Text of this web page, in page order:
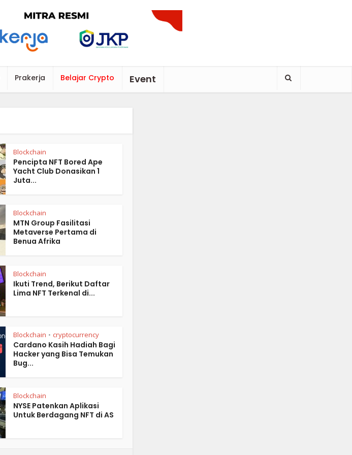
Prakerja Belajar Crypto Event
Blockchain
Pencipta NFT Bored Ape
Yacht Club Donasikan 1
Juta...
Blockchain
MTN Group Fasilitasi
Metaverse Pertama di
Benua Afrika
Blockchain
Ikuti Trend, Berikut Daftar
Lima NFT Terkenal di...
Blockchain • cryptocurrency
Cardano Kasih Hadiah Bagi
Hacker yang Bisa Temukan
Bug...
Blockchain
NYSE Patenkan Aplikasi
Untuk Berdagang NFT di AS